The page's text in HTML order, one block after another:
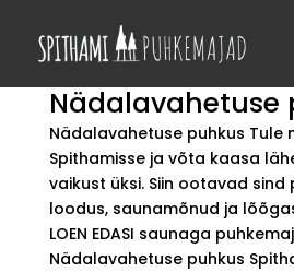
Nädalavahetuse
Nädalavahetuse puhkus Tule
Spithamisse ja võta kaasa
vaikust üksi. Siin ootavad sind
loodus, saunamõnud ja
LOEN EDASI saunaga
Nädalavahetuse puhkus